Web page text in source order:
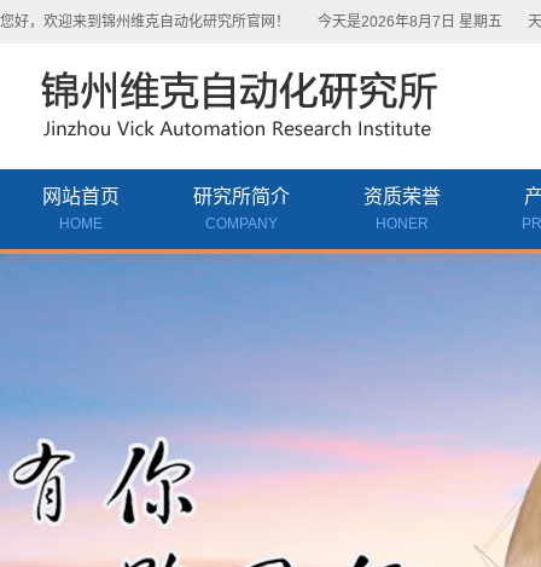
您好，欢迎来到锦州维克自动化研究所官网！ 今天是2026年8月7日 星期五 天
网站首页
HOME
研究所简介
COMPANY
资质荣誉
HONER